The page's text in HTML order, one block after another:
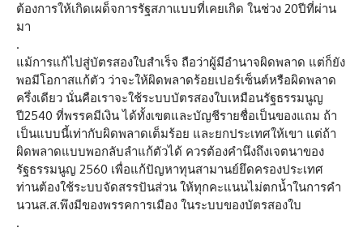
ต้องการให้เกิดเผด็จการรัฐสภาแบบที่เคยเกิด ในช่วง 20ปีที่ผ่าน
มา
.
แม้การแก้ไปสู่บัตรสองใบสำเร็จ ถือว่าผู้มีอำนาจผิดพลาด แต่ก็ยัง
พอมีโอกาสแก้ตัว ว่าจะให้ผิดพลาดร้อยเปอร์เซ็นต์หรือผิดพลาด
ครึ่งเดียว นั่นคือเราจะใช้ระบบบัตรสองใบเหมือนรัฐธรรมนูญ
ปี2540 ที่พรรคมีเงิน ได้ทั้งเขตและบัญชีรายชื่อเป็นของแถม ถ้า
เป็นแบบนี้เท่ากับผิดพลาดเต็มร้อย และยกประเทศให้เขา แต่ถ้า
ผิดพลาดแบบพอกลับลำแก้ตัวได้ ควรต้องคำนึงถึงเจตนาของ
รัฐธรรมนูญ 2560 เพื่อแก้ปัญหาทุนสามานย์ยึดครองประเทศ
ท่านต้องใช้ระบบจัดสรรปันส่วน ให้ทุกคะแนนไม่ตกน้ำในการคำ
นวนส.ส.พึงมีของพรรคการเมือง ในระบบของบัตรสองใบ
.